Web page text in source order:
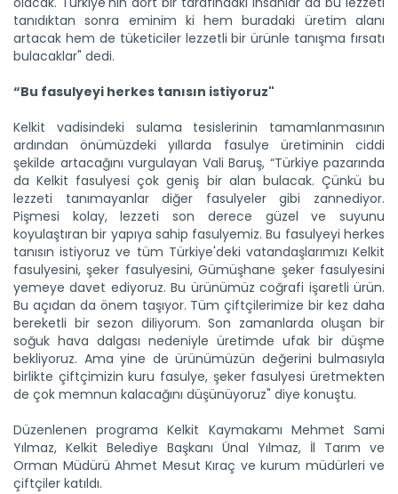
tanıdıktan sonra eminim ki hem buradaki üretim alanı
artacak hem de tüketiciler lezzetli bir ürünle tanışma fırsatı
bulacaklar" dedi.
“Bu fasulyeyi herkes tanısın istiyoruz"
Kelkit vadisindeki sulama tesislerinin tamamlanmasının
ardından önümüzdeki yıllarda fasulye üretiminin ciddi
şekilde artacağını vurgulayan Vali Baruş, “Türkiye pazarında
da Kelkit fasulyesi çok geniş bir alan bulacak. Çünkü bu
lezzeti tanımayanlar diğer fasulyeler gibi zannediyor.
Pişmesi kolay, lezzeti son derece güzel ve suyunu
koyulaştıran bir yapıya sahip fasulyemiz. Bu fasulyeyi herkes
tanısın istiyoruz ve tüm Türkiye'deki vatandaşlarımızı Kelkit
fasulyesini, şeker fasulyesini, Gümüşhane şeker fasulyesini
yemeye davet ediyoruz. Bu ürünümüz coğrafi işaretli ürün.
Bu açıdan da önem taşıyor. Tüm çiftçilerimize bir kez daha
bereketli bir sezon diliyorum. Son zamanlarda oluşan bir
soğuk hava dalgası nedeniyle üretimde ufak bir düşme
bekliyoruz. Ama yine de ürünümüzün değerini bulmasıyla
birlikte çiftçimizin kuru fasulye, şeker fasulyesi üretmekten
de çok memnun kalacağını düşünüyoruz" diye konuştu.
Düzenlenen programa Kelkit Kaymakamı Mehmet Sami
Yılmaz, Kelkit Belediye Başkanı Ünal Yılmaz, İl Tarım ve
Orman Müdürü Ahmet Mesut Kıraç ve kurum müdürleri ve
çiftçiler katıldı.
Devamını Oku ->
Çorak arazi meyve bahçesine...
Ağrı Doğubayazıt' ta çetin iklim şartlarına rağmen çorak
arazide...
Devamını Oku ->
Kars’ta "Taner" buğdayı ile...
Kars'ta Tarım ve Orman Bakanlığının destekleriyle ekimi
yapılan...
Devamını Oku ->